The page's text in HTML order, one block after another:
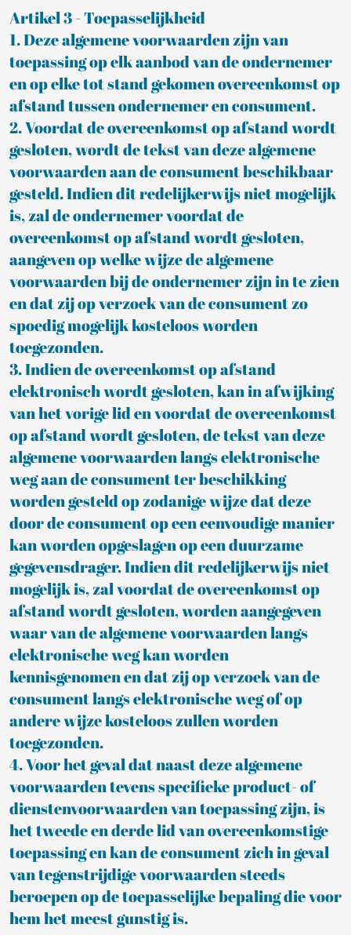
Artikel 3 - Toepasselijkheid
1. Deze algemene voorwaarden zijn van
toepassing op elk aanbod van de ondernemer
en op elke tot stand gekomen overeenkomst op
afstand tussen ondernemer en consument.
2. Voordat de overeenkomst op afstand wordt
gesloten, wordt de tekst van deze algemene
voorwaarden aan de consument beschikbaar
gesteld. Indien dit redelijkerwijs niet mogelijk
is, zal de ondernemer voordat de
overeenkomst op afstand wordt gesloten,
aangeven op welke wijze de algemene
voorwaarden bij de ondernemer zijn in te zien
en dat zij op verzoek van de consument zo
spoedig mogelijk kosteloos worden
toegezonden.
3. Indien de overeenkomst op afstand
elektronisch wordt gesloten, kan in afwijking
van het vorige lid en voordat de overeenkomst
op afstand wordt gesloten, de tekst van deze
algemene voorwaarden langs elektronische
weg aan de consument ter beschikking
worden gesteld op zodanige wijze dat deze
door de consument op een eenvoudige manier
kan worden opgeslagen op een duurzame
gegevensdrager. Indien dit redelijkerwijs niet
mogelijk is, zal voordat de overeenkomst op
afstand wordt gesloten, worden aangegeven
waar van de algemene voorwaarden langs
elektronische weg kan worden
kennisgenomen en dat zij op verzoek van de
consument langs elektronische weg of op
andere wijze kosteloos zullen worden
toegezonden.
4. Voor het geval dat naast deze algemene
voorwaarden tevens specifieke product- of
dienstenvoorwaarden van toepassing zijn, is
het tweede en derde lid van overeenkomstige
toepassing en kan de consument zich in geval
van tegenstrijdige voorwaarden steeds
beroepen op de toepasselijke bepaling die voor
hem het meest gunstig is.